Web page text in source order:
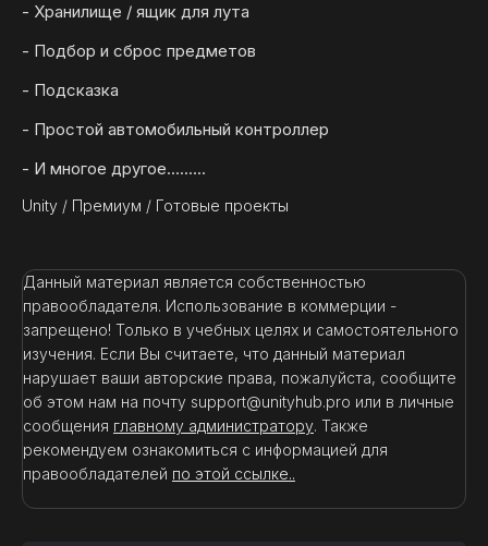
- Хранилище / ящик для лута
- Подбор и сброс предметов
- Подсказка
- Простой автомобильный контроллер
- И многое другое.........
Unity / Премиум / Готовые проекты
Данный материал является собственностью
правообладателя. Использование в коммерции -
запрещено! Только в учебных целях и самостоятельного
изучения. Если Вы считаете, что данный материал
нарушает ваши авторские права, пожалуйста, сообщите
об этом нам на почту support@unityhub.pro или в личные
сообщения главному администратору. Также
рекомендуем ознакомиться с информацией для
правообладателей по этой ссылке..